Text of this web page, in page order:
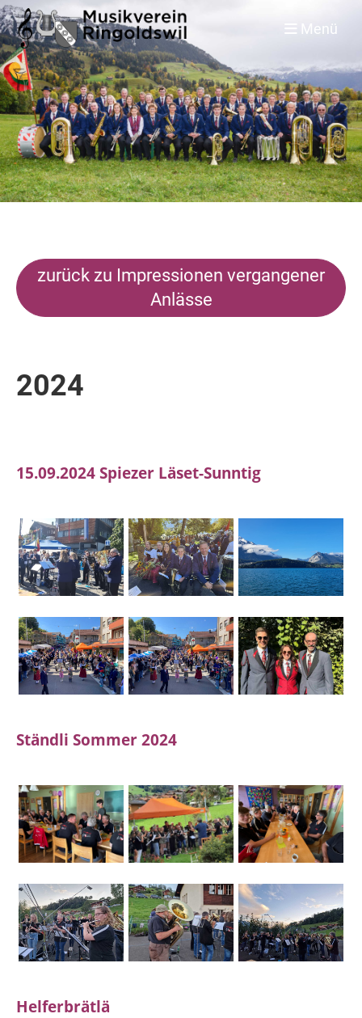
Menü
zurück zu Impressionen vergangener
Anlässe
2024
15.09.2024 Spiezer Läset-Sunntig
Ständli Sommer 2024
Helferbrätlä